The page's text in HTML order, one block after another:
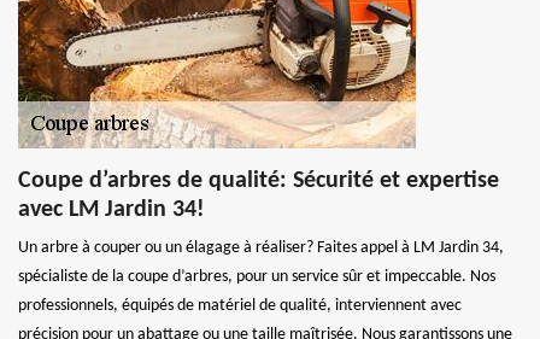
Coupe d’arbres de qualité: Sécurité et expertise
avec LM Jardin 34!
Un arbre à couper ou un élagage à réaliser? Faites appel à LM Jardin 34,
spécialiste de la coupe d’arbres, pour un service sûr et impeccable. Nos
professionnels, équipés de matériel de qualité, interviennent avec
précision pour un abattage ou une taille maîtrisée. Nous garantissons une